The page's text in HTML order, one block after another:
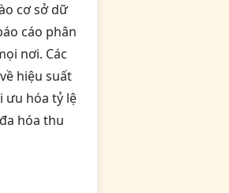
cơ sở dữ
cáo phân
nơi. Các
hiệu suất
ưu hóa tỷ lệ
hóa thu